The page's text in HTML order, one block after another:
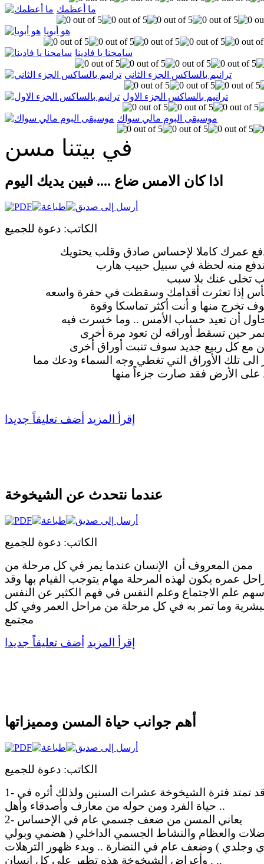
ما أعظمك
هو أبويا
سامحنا يا فادينا
ترانيم بالساكس الجزء الثاني
ترانيم بالساكس الجزء الاول
موسيقى البوم مالي سواك
في بيتنا مسن
اذا كان الامس ضاع .... فبين يديك اليوم
الكاتب: دعوة للجميع
الى تلك الأوراق التي تغطي وجه السماء ودعك مما
الأرض فقد صارت جزءاً منها
إقرأ المزيد أضف تعليقاً جديدا
عندما نتحدث عن الشيخوخة
الكاتب: دعوة للجميع
ممن المعروف أن الإنسان عندما يمر في كل مرحلة من
عمره يكون لهذه المرحلة مهام يتوجب القيام بها وقد
علم الاجتماع وعلم النفس في فهم الكثير عن النفس
وما تمر به في كل مرحلة من مراحل العمر وفي كل
مجتمع
إقرأ المزيد أضف تعليقاً جديدا
أهم جوانب حياة المسن ومميزاتها
الكاتب: دعوة للجميع
1- قد تمتد فترة الشيخوخة عشرات السنين ولذلك أثره في
حياة الفرد ومن حوله من معارف وأصدقاء وأهل ..
2- يعاني المسن من ضعف جسمي عام في الإحساس
والعظام والنشاط الجسمي الداخلي ( هضمي وبولي
وجلدي ) وضعف عام في النضارة .. وبدء ظهور الترهلات
. وأعراض الشيخوخة هذه تظهر على كل إنسان ..